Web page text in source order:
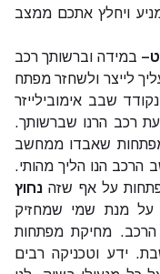
ויחלץ אתכם ממצב
– במידה וברשותך רכב
לייצר ולשחזר מפתח
שבב אימובילייזר
רכב הרנו שברשותך.
שאבדו ממחשב
הנו הליך מהותי.
על אף שזה נחוץ
מנת שמי שמחזיק
מחיקת מפתחות
ידע וטכניקה רבים